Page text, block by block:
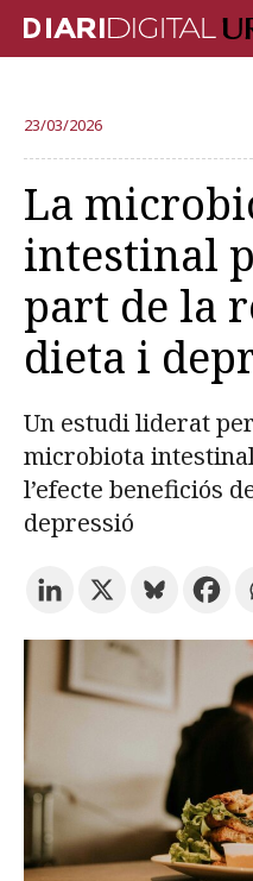
RECERCA
DOCÈNCIA
INSTITUCIÓ
VIDA AL CAMPUS
COMUNITAT URV
Més categories
Prova la
Subscriu-te als
CATALÀ
23/03/2026
La
intestinal
part de la
dieta i
Un estudi liderat
microbiota
l’efecte beneficiós
depressió